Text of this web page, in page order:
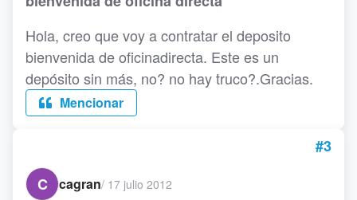
Hola, creo que voy a contratar el deposito
bienvenida de oficinadirecta. Este es un
depósito sin más, no? no hay truco?.Gracias.
Mencionar
#3
C
cagran/ 17 julio 2012